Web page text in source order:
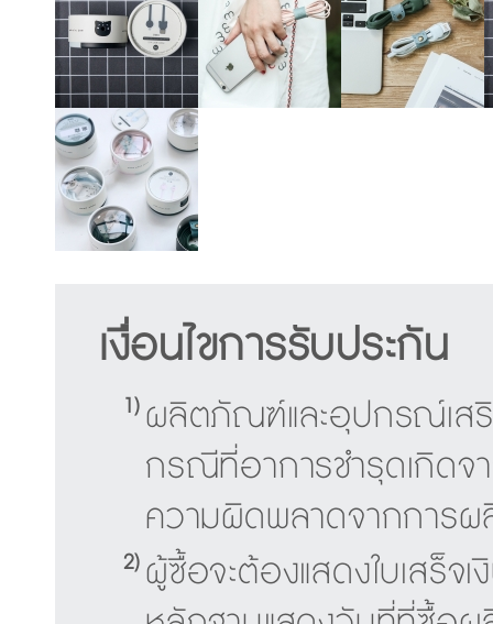
เงื่อนไขการรับประกัน
1) ผลิตภัณฑ์และอุปกรณ์เสริ
กรณีที่อาการชำรุดเกิดจ
ความผิดพลาดจากการผ
2) ผู้ซื้อจะต้องแสดงใบเสร็จ